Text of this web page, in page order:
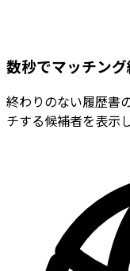
数秒でマッチン
終わりのない履歴書
チする候補者を表示し